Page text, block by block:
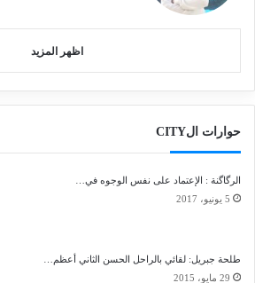
اظهر المزيد
حوارات الCITY
الرگاگنة : الإعتماد على نفس الوجوه في…
5 يونيو، 2017
طلحة جبريل: لقائي بالراحل الحسن الثاني أعظم…
29 مايو، 2015